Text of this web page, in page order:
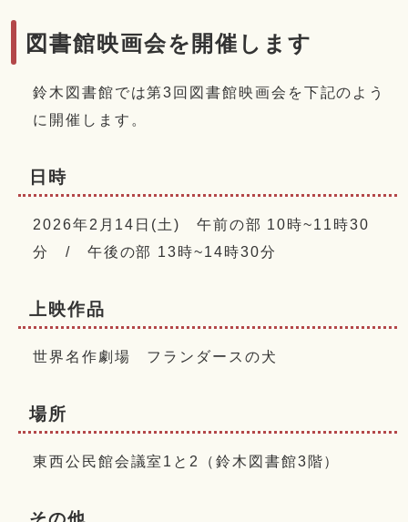
図書館映画会を開催します
鈴木図書館では第3回図書館映画会を下記のよう
に開催します。
日時
2026年2月14日(土) 午前の部 10時~11時30
分 / 午後の部 13時~14時30分
上映作品
世界名作劇場 フランダースの犬
場所
東西公民館会議室1と2（鈴木図書館3階）